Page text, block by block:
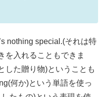
nothing special.(それは特
を入れることもできま
した贈り物)ということも
何か)という単語を使っ